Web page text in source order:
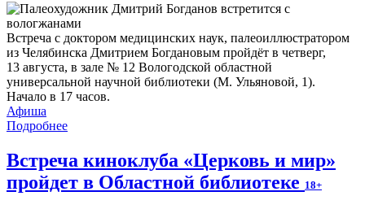
Встреча с доктором медицинских наук, палеоиллюстратором
из Челябинска Дмитрием Богдановым пройдёт в четверг,
13 августа, в зале № 12 Вологодской областной
универсальной научной библиотеки (М. Ульяновой, 1).
Начало в 17 часов.
Афиша
Подробнее
Встреча киноклуба «Церковь и мир»
пройдет в Областной библиотеке 18+